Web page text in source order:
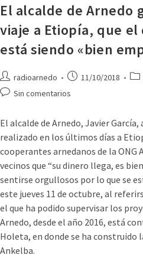
El alcalde de Arnedo
viaje a Etiopía, que
está siendo «bien
radioarnedo 11/10/2018
Sin comentarios
El alcalde de Arnedo, Javier García,
realizado en los últimos días a
cooperantes arnedanos de la ONG
vecinos que “su dinero llega, es
sentirse orgullosos por lo que se
este jueves 11 de octubre, al
el que ha podido supervisar los
Arnedo, desde el año 2016, está
Holeta, en donde se ha construido
Ankelba.